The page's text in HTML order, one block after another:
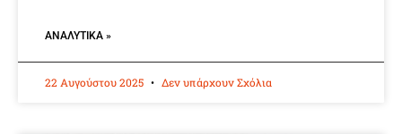
ΑΝΑΛΥΤΙΚΆ »
22 Αυγούστου 2025 Δεν υπάρχουν Σχόλια